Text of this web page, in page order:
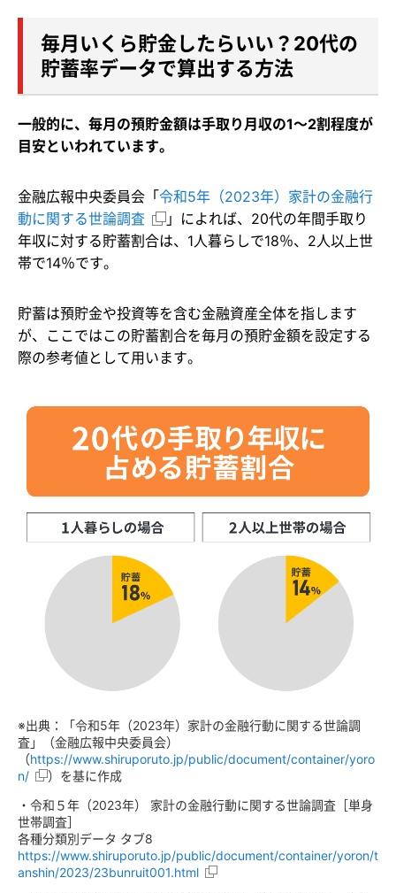
毎月いくら貯金したらいい？20代の
貯蓄率データで算出する方法
一般的に、毎月の預貯金額は手取り月収の1～2割程度が
目安といわれています。
金融広報中央委員会「令和5年（2023年）家計の金融行
動に関する世論調査
」によれば、20代の年間手取り
年収に対する貯蓄割合は、1人暮らしで18％、2人以上世
帯で14％です。
貯蓄は預貯金や投資等を含む金融資産全体を指します
が、ここではこの貯蓄割合を毎月の預貯金額を設定する
際の参考値として用います。
※出典：「令和5年（2023年）家計の金融行動に関する世論調
査」（金融広報中央委員会）
（https://www.shiruporuto.jp/public/document/container/yoro
n/
）を基に作成
・令和５年（2023年） 家計の金融行動に関する世論調査［単身
世帯調査］
各種分類別データ タブ8
https://www.shiruporuto.jp/public/document/container/yoron/t
anshin/2023/23bunruit001.html